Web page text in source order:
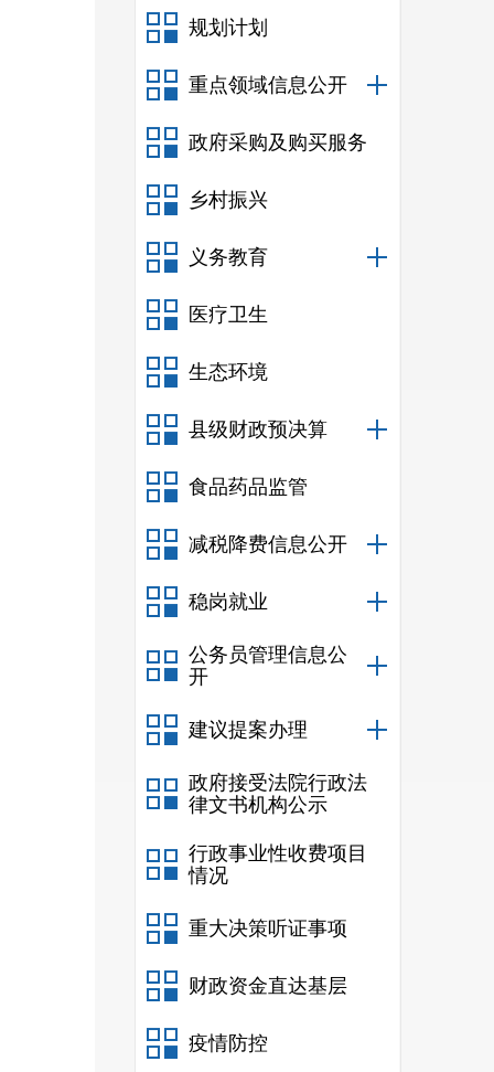
规划计划
重点领域信息公开
政府采购及购买服务
乡村振兴
义务教育
医疗卫生
生态环境
县级财政预决算
食品药品监管
减税降费信息公开
稳岗就业
公务员管理信息公
开
建议提案办理
政府接受法院行政法
律文书机构公示
行政事业性收费项目
情况
重大决策听证事项
财政资金直达基层
疫情防控